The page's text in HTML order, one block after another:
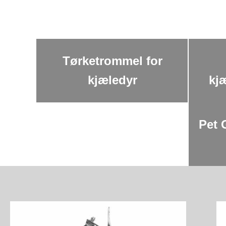
Tørketrommel for
kjæledyr
Pet